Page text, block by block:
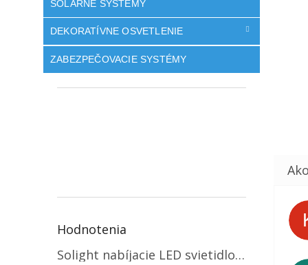
SOLÁRNE SYSTÉMY
DEKORATÍVNE OSVETLENIE
ZABEZPEČOVACIE SYSTÉMY
Hodnotenia
Solight nabíjacie LED svietidlo, 600lm, 2200mAh Li-Ion, USB nabíjanie [WN22]